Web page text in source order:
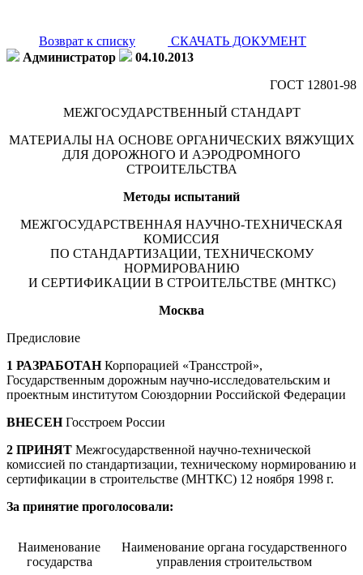
Возврат к списку
СКАЧАТЬ ДОКУМЕНТ
Администратор
04.10.2013
ГОСТ 12801-98
МЕЖГОСУДАРСТВЕННЫЙ СТАНДАРТ
МАТЕРИАЛЫ НА ОСНОВЕ ОРГАНИЧЕСКИХ ВЯЖУЩИХ
ДЛЯ ДОРОЖНОГО И АЭРОДРОМНОГО
СТРОИТЕЛЬСТВА
Методы испытаний
МЕЖГОСУДАРСТВЕННАЯ НАУЧНО-ТЕХНИЧЕСКАЯ
КОМИССИЯ
ПО СТАНДАРТИЗАЦИИ, ТЕХНИЧЕСКОМУ
НОРМИРОВАНИЮ
И СЕРТИФИКАЦИИ В СТРОИТЕЛЬСТВЕ (МНТКС)
Москва
Предисловие
1 РАЗРАБОТАНКорпорацией «Трансстрой»,
Государственным дорожным научно-исследовательским и
проектным институтом Союздорнии Российской Федерации
ВНЕСЕНГосстроем России
2 ПРИНЯТ Межгосударственной научно-технической
комиссией по стандартизации, техническому нормированию и
сертификации в строительстве (МНТКС) 12 ноября 1998 г.
За принятие проголосовали:
Наименование
государства
Наименование органа государственного
управления строительством